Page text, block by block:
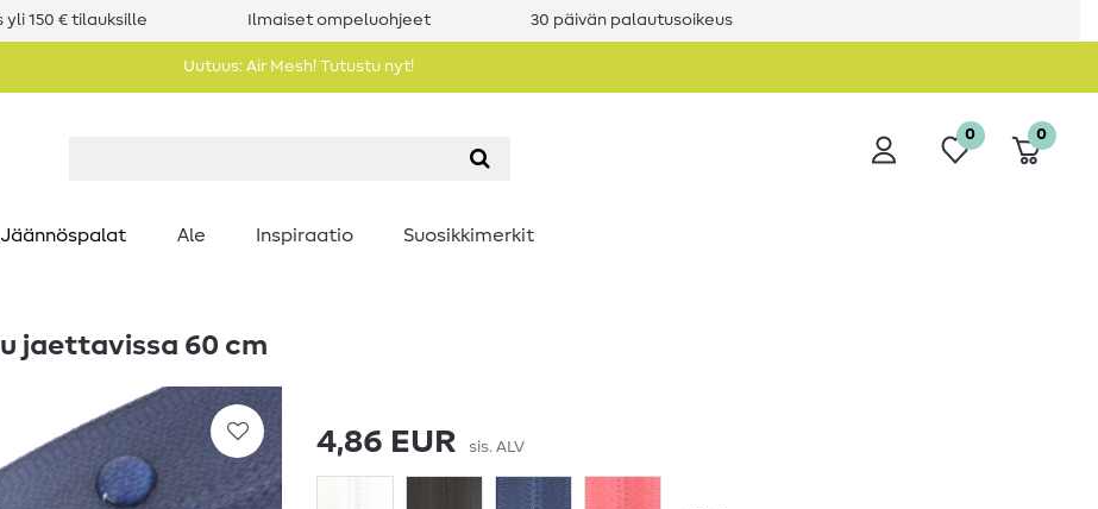
yli 150 € tilauksille Ilmaiset ompeluohjeet 30 päivän palautusoikeus
Uutuus: Air Mesh! Tutustu nyt!
0 0
Jäännöspalat Ale Inspiraatio Suosikkimerkit
jaettavissa 60 cm
4,86 EUR sis. ALV